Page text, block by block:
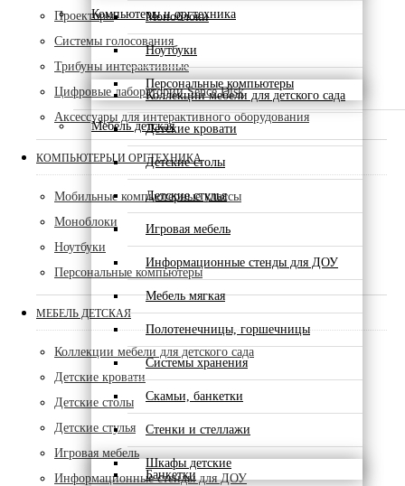
Компьютеры и оргтехника
Моноблоки
Ноутбуки
Персональные компьютеры
Мебель детская
Коллекции мебели для детского сада
Детские кровати
Детские столы
Детские стулья
Игровая мебель
Информационные стенды для ДОУ
Мебель мягкая
Полотенечницы, горшечницы
Системы хранения
Скамьи, банкетки
Стенки и стеллажи
Шкафы детские
Банкетки
Проекторы
Системы голосования
Трибуны интерактивные
Цифровые лаборатории Sence Disk
Аксессуары для интерактивного оборудования
КОМПЬЮТЕРЫ И ОРГТЕХНИКА
Мобильные компьютерные классы
Моноблоки
Ноутбуки
Персональные компьютеры
МЕБЕЛЬ ДЕТСКАЯ
Коллекции мебели для детского сада
Детские кровати
Детские столы
Детские стулья
Игровая мебель
Информационные стенды для ДОУ